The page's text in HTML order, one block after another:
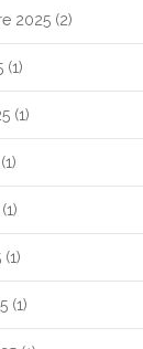
2025 (2)
(1)
(1)
(1)
(1)
(1)
(1)